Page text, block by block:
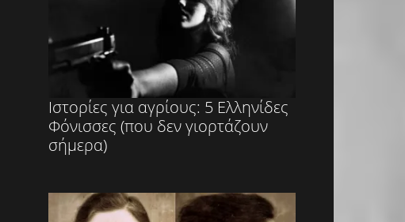
Ιστορίες για αγρίους: 5 Ελληνίδες
Φόνισσες (που δεν γιορτάζουν
σήμερα)